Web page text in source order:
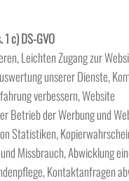
c) DS-GVO
Leichten Zugang zur
unserer Dienste,
verbessern, Website
Betrieb der Werbung und
Statistiken,
Missbrauch, Abwicklung
Kontaktanfragen